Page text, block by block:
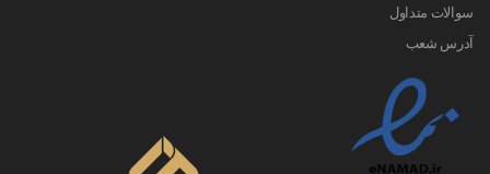
سوالات متداول
آدرس شعب